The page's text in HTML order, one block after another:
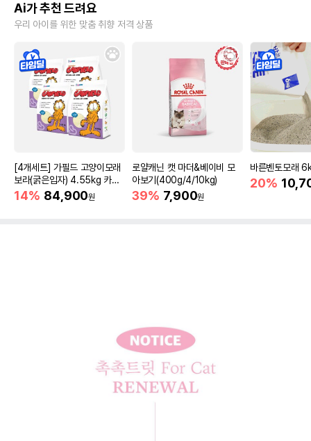
Ai가 추천 드려요
우리 아이를 위한 맞춤 취향 저격 상품
[4개세트] 가필드 고양이모래
보라(굵은입자) 4.55kg 카사
바모래
14% 84,900원
로얄캐닌 캣 마더&베이비 모
아보기(400g/4/10kg)
39% 7,900원
바른벤토모래
20%